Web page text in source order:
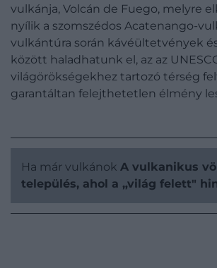
vulkánja, Volcán de Fuego, melyre
nyílik a szomszédos Acatenango-
vulkántúra során kávéültetvények
között haladhatunk el, az az
világörökségekhez tartozó térség
garantáltan felejthetetlen élmény
Ha már vulkánok A vulkanikus
település, ahol a „világ felett"